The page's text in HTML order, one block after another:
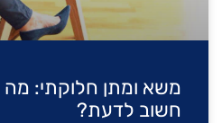
משא ומתן חלוקתי: מה
חשוב לדעת?